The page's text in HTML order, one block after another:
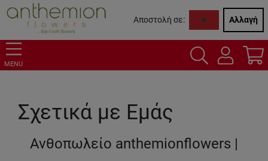
Αποστολή σε: Αλλαγή
MENU
Σχετικά με Εμάς
Ανθοπωλείο anthemionflowers |